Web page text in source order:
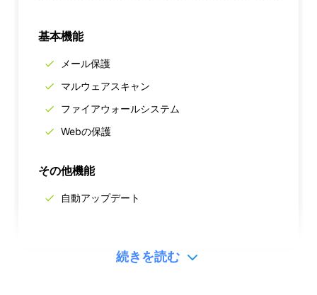
基本機能
メール保護
マルウェアスキャン
ファイアウォールシステム
Webの保護
その他機能
自動アップデート
続きを読む